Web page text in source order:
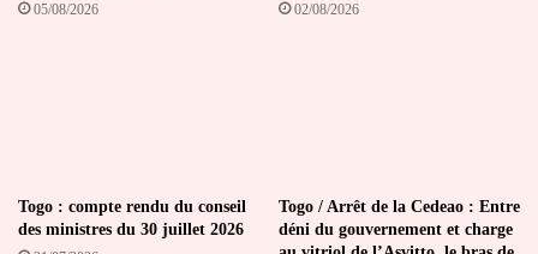
05/08/2026 02/08/2026
Togo : compte rendu du conseil
des ministres du 30 juillet 2026
Togo / Arrêt de la Cedeao : Entre
déni du gouvernement et charge